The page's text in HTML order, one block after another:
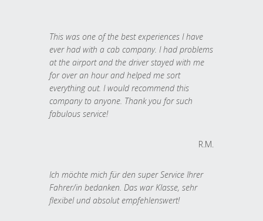
This was one of the best experiences I have
ever had with a cab company. I had problems
at the airport and the driver stayed with me
for over an hour and helped me sort
everything out. I would recommend this
company to anyone. Thank you for such
fabulous service!
R.M.
Ich möchte mich für den super Service Ihrer
Fahrer/in bedanken. Das war Klasse, sehr
flexibel und absolut empfehlenswert!